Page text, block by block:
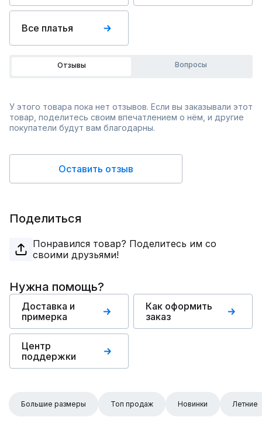
Все платья
Отзывы Вопросы
У этого товара пока нет отзывов. Если вы заказывали этот
товар, поделитесь своим впечатлением о нём, и другие
покупатели будут вам благодарны.
Оставить отзыв
Поделиться
Понравился товар? Поделитесь им со
своими друзьями!
Нужна помощь?
Доставка и
примерка
Как оформить
заказ
Центр
поддержки
Большие размеры Топ продаж Новинки Летние